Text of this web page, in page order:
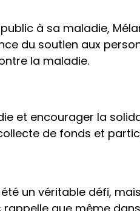
à sa maladie,
du soutien aux
la maladie.
et encourager la
de fonds et
un véritable défi,